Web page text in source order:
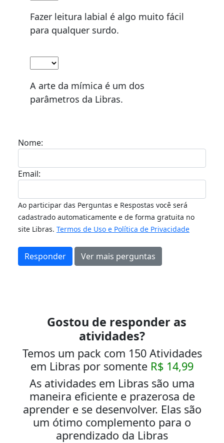
Fazer leitura labial é algo muito fácil
para qualquer surdo.
A arte da mímica é um dos
parâmetros da Libras.
Nome:
Email:
Ao participar das Perguntas e Respostas você será
cadastrado automaticamente e de forma gratuita no
site Libras. Termos de Uso e Política de Privacidade
Responder Ver mais perguntas
Gostou de responder as
atividades?
Temos um pack com 150 Atividades
em Libras por somente R$ 14,99
As atividades em Libras são uma
maneira eficiente e prazerosa de
aprender e se desenvolver. Elas são
um ótimo complemento para o
aprendizado da Libras